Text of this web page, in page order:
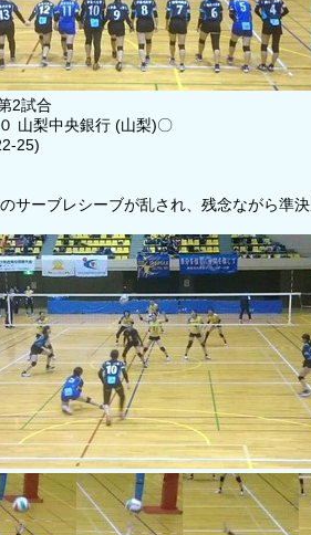
2試合
山梨中央銀行 (山梨)〇
サーブレシーブが乱され、残念ながら準